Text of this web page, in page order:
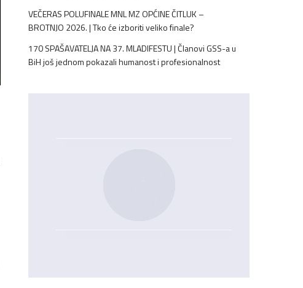
VEČERAS POLUFINALE MNL MZ OPĆINE ČITLUK –
BROTNJO 2026. | Tko će izboriti veliko finale?
170 SPAŠAVATELJA NA 37. MLADIFESTU | Članovi GSS-a u
BiH još jednom pokazali humanost i profesionalnost